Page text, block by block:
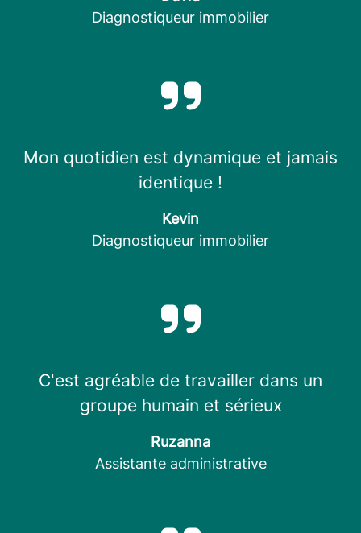
Diagnostiqueur immobilier
Mon quotidien est dynamique et jamais
identique !
Kevin
Diagnostiqueur immobilier
C'est agréable de travailler dans un
groupe humain et sérieux
Ruzanna
Assistante administrative